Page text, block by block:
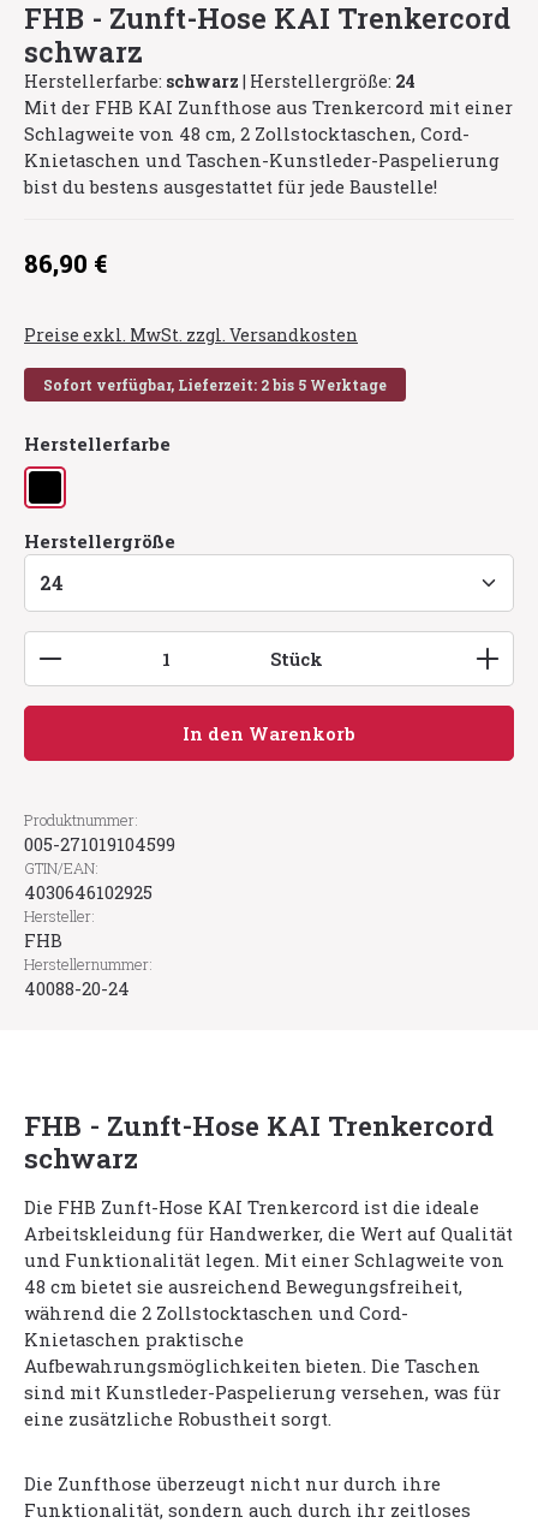
FHB - Zunft-Hose KAI Trenkercord
schwarz
Herstellerfarbe: schwarz | Herstellergröße: 24
Mit der FHB KAI Zunfthose aus Trenkercord mit einer
Schlagweite von 48 cm, 2 Zollstocktaschen, Cord-
Knietaschen und Taschen-Kunstleder-Paspelierung
bist du bestens ausgestattet für jede Baustelle!
Regulärer Preis:
86,90 €
Preise exkl. MwSt. zzgl. Versandkosten
Sofort verfügbar, Lieferzeit: 2 bis 5 Werktage
Herstellerfarbe
schwarz
Herstellergröße
Produkt Anzahl: Gib den gewünschten Wert
Stück
In den Warenkorb
Produktnummer:
005-271019104599
GTIN/EAN:
4030646102925
Hersteller:
FHB
Herstellernummer:
40088-20-24
FHB - Zunft-Hose KAI Trenkercord
schwarz
Die FHB Zunft-Hose KAI Trenkercord ist die ideale
Arbeitskleidung für Handwerker, die Wert auf Qualität
und Funktionalität legen. Mit einer Schlagweite von
48 cm bietet sie ausreichend Bewegungsfreiheit,
während die 2 Zollstocktaschen und Cord-
Knietaschen praktische
Aufbewahrungsmöglichkeiten bieten. Die Taschen
sind mit Kunstleder-Paspelierung versehen, was für
eine zusätzliche Robustheit sorgt.
Die Zunfthose überzeugt nicht nur durch ihre
Funktionalität, sondern auch durch ihr zeitloses